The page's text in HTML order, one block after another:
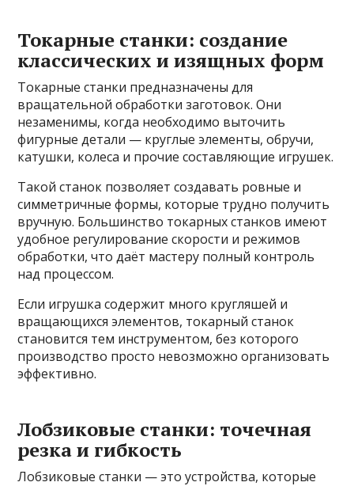
Токарные станки: создание
классических и изящных форм
Токарные станки предназначены для
вращательной обработки заготовок. Они
незаменимы, когда необходимо выточить
фигурные детали — круглые элементы, обручи,
катушки, колеса и прочие составляющие игрушек.
Такой станок позволяет создавать ровные и
симметричные формы, которые трудно получить
вручную. Большинство токарных станков имеют
удобное регулирование скорости и режимов
обработки, что даёт мастеру полный контроль
над процессом.
Если игрушка содержит много кругляшей и
вращающихся элементов, токарный станок
становится тем инструментом, без которого
производство просто невозможно организовать
эффективно.
Лобзиковые станки: точечная
резка и гибкость
Лобзиковые станки — это устройства, которые